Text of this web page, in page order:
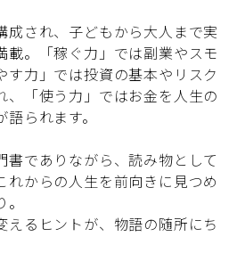
成され、子どもから大人まで実
載。「稼ぐ力」では副業やスモ
す力」では投資の基本やリスク
、「使う力」ではお金を人生の
られます。
書でありながら、読み物として
れからの人生を前向きに見つめ
えるヒントが、物語の随所にち